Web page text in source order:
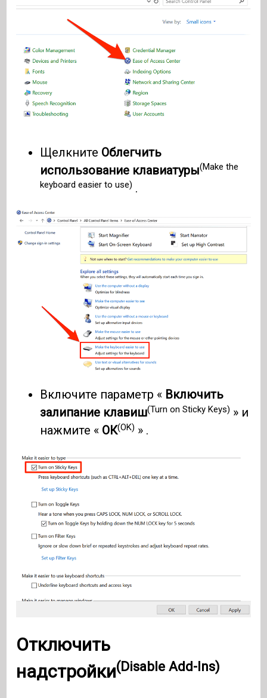
Щелкните Облегчить
использование клавиатуры(Make the
keyboard easier to use) .
Включите параметр « Включить
залипание клавиш(Turn on Sticky Keys) » и
нажмите « ОК(OK) » .
Отключить
надстройки(Disable Add-Ins)